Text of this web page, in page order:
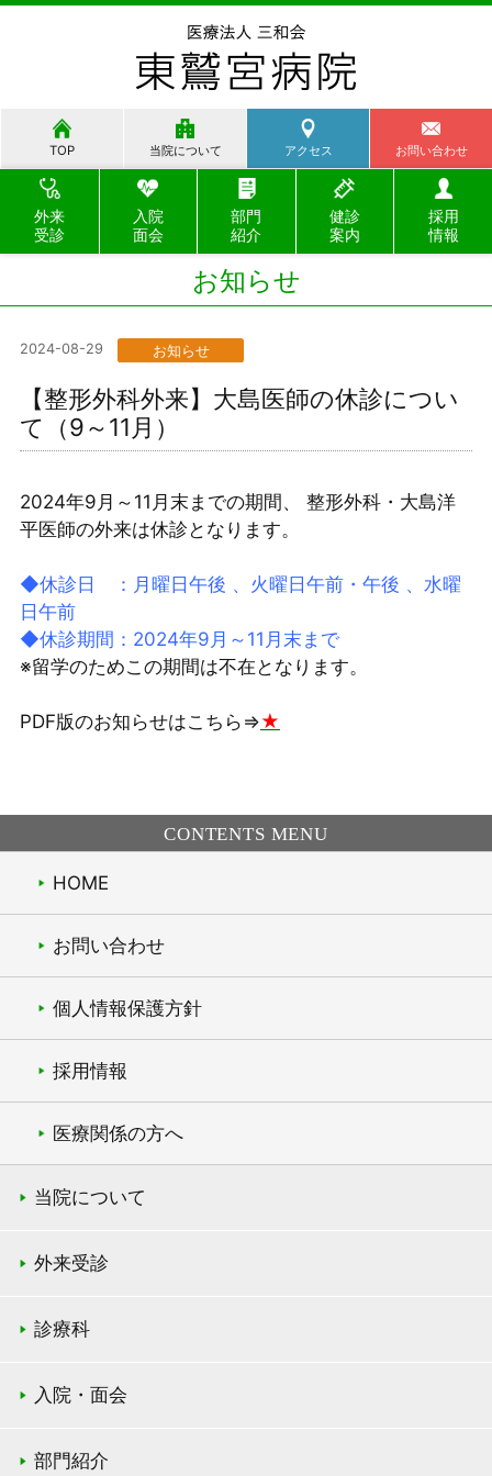
TOP 当院について アクセス お問い合わせ
外来
受診
入院
面会
部門
紹介
健診
案内
採用
情報
お知らせ
2024-08-29 お知らせ
【整形外科外来】大島医師の休診につい
て（9～11月）
2024年9月～11月末までの期間、 整形外科・大島洋
平医師の外来は休診となります。
◆休診日 ：月曜日午後 、火曜日午前・午後 、水曜
日午前
◆休診期間：2024年9月～11月末まで
※留学のためこの期間は不在となります。
PDF版のお知らせはこちら⇒★
CONTENTS MENU
HOME
お問い合わせ
個人情報保護方針
採用情報
医療関係の方へ
当院について
外来受診
診療科
入院・面会
部門紹介